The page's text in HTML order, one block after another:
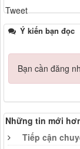
Tweet
Ý kiến bạn đọc
Bạn cần đăng
Những tin mới
Tiếp cận